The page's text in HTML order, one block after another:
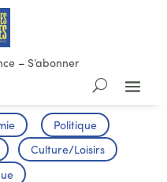
– S’abonner
Politique
Culture/Loisirs